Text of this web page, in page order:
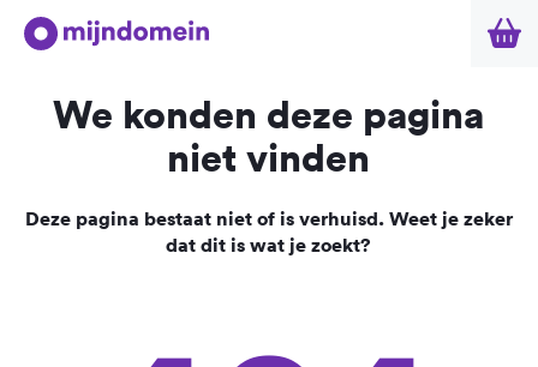
We konden deze pagina
niet vinden
Deze pagina bestaat niet of is verhuisd. Weet je zeker
dat dit is wat je zoekt?